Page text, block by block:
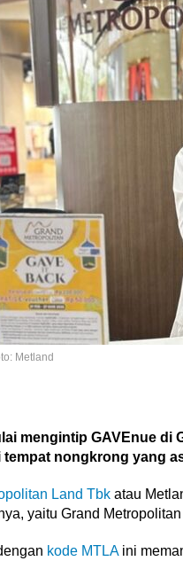
Metland
mengintip GAVEnue di
tempat nongkrong yang
Land Tbkatau
yaitu Grand
kode MTLAini